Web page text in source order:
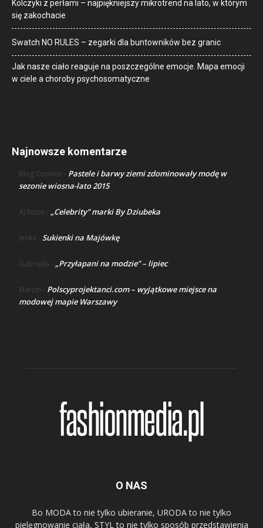
Kolczyki z perłami – najpiękniejszy mikrotrend na lato, w którym
się zakochacie
Swatch NO RULES – zegarki dla buntowników bez granic
Jak nasze ciało reaguje na poszczególne emocje. Mapa emocji
w ciele a choroby psychosomatyczne
Najnowsze komentarze
Blog Ozonee - Pastele i barwy ziemi zdominowały modę w
sezonie wiosna-lato 2015
AJ Risso - „Celebrity” marki By Dziubeka
lenka - Sukienki na Majówkę
Gabriella - „Przyłapani na modzie” – lipiec
Marcin - Polscyprojektanci.com – wyjątkowe miejsce na
modowej mapie Warszawy
O NAS
Bo MODA to nie tylko ubieranie, URODA to nie tylko
pielęgnowanie ciała, STYL to nie tylko sposób przedstawienia